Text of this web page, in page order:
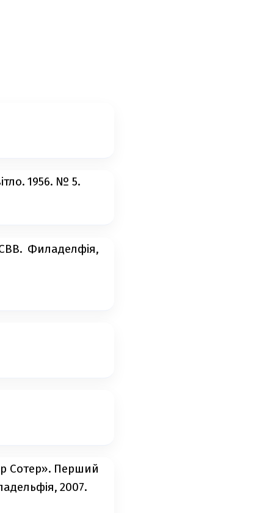
1956. № 5.
Филаделфія,
Сотер». Перший
2007.